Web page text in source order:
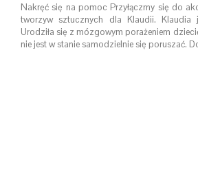
Nakręć się na pomoc Przyłączmy się do
tworzyw sztucznych dla Klaudii. Klaudia
Urodziła się z mózgowym porażeniem
nie jest w stanie samodzielnie się poruszać.